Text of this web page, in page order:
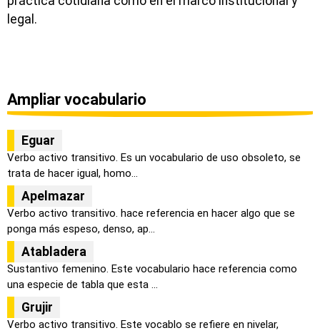
legal.
Ampliar vocabulario
Eguar
Verbo activo transitivo. Es un vocabulario de uso obsoleto, se
trata de hacer igual, homo...
Apelmazar
Verbo activo transitivo. hace referencia en hacer algo que se
ponga más espeso, denso, ap...
Atabladera
Sustantivo femenino. Este vocabulario hace referencia como
una especie de tabla que esta ...
Grujir
Verbo activo transitivo. Este vocablo se refiere en nivelar,